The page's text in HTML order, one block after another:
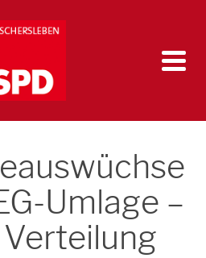
Umlage –